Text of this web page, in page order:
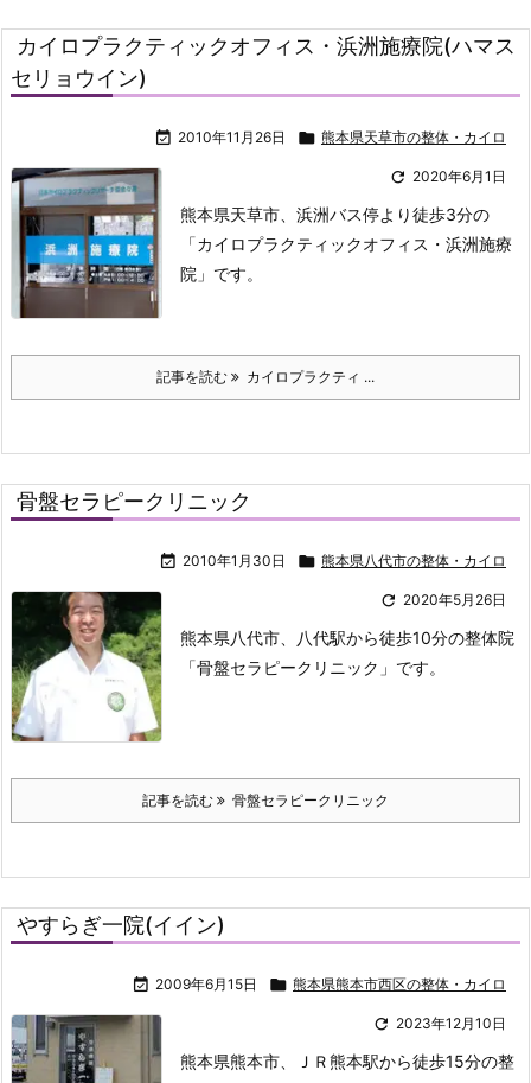
カイロプラクティックオフィス・浜洲施療院(ハマス
セリョウイン)
 2010年11月26日  熊本県天草市の整体・カイロ
 2020年6月1日
熊本県天草市、浜洲バス停より徒歩3分の
「カイロプラクティックオフィス・浜洲施療
院」です。
記事を読む カイロプラクティ ...
骨盤セラピークリニック
 2010年1月30日  熊本県八代市の整体・カイロ
 2020年5月26日
熊本県八代市、八代駅から徒歩10分の整体院
「骨盤セラピークリニック」です。
記事を読む 骨盤セラピークリニック
やすらぎ一院(イイン)
 2009年6月15日  熊本県熊本市西区の整体・カイロ
 2023年12月10日
熊本県熊本市、ＪＲ熊本駅から徒歩15分の整